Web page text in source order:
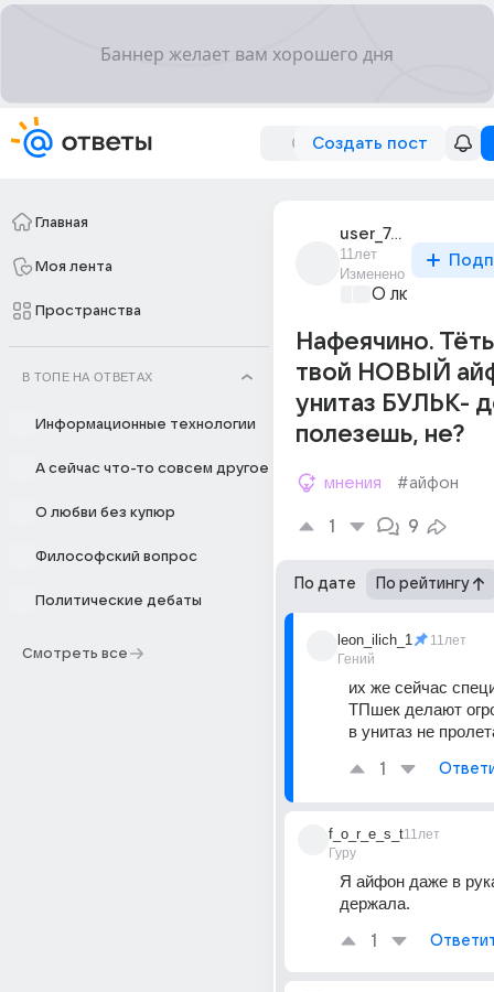
Создать пост
Главная
Моя лента
Пространства
В ТОПЕ НА ОТВЕТАХ
Информационные технологии
А сейчас что-то совсем другое
О любви без купюр
Философский вопрос
Политические дебаты
Смотреть все
user_76774073
11лет
Изменено
О любви без
Нафеячино.
твой НОВЫЙ
унитаз БУЛЬК-
полезешь, не?
мнения #айфон
1 9
По дате По рейтингу
leon_ilich_1
Гений
11лет
их же сейчас
ТПшек делают
в унитаз не
1
f_o_r_e_s_t
Гуру
11лет
Я айфон даже в
держала.
1